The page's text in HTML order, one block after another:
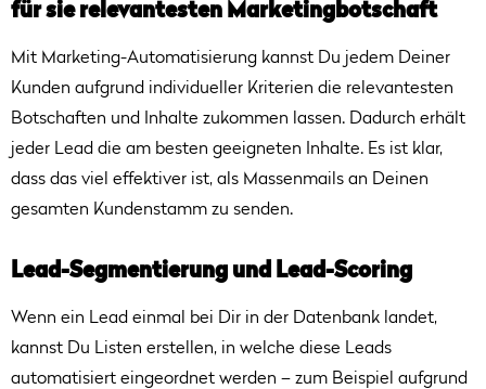
für sie relevantesten Marketingbotschaft
Mit Marketing-Automatisierung kannst Du jedem Deiner
Kunden aufgrund individueller Kriterien die relevantesten
Botschaften und Inhalte zukommen lassen. Dadurch erhält
jeder Lead die am besten geeigneten Inhalte. Es ist klar,
dass das viel effektiver ist, als Massenmails an Deinen
gesamten Kundenstamm zu senden.
Lead-Segmentierung und Lead-Scoring
Wenn ein Lead einmal bei Dir in der Datenbank landet,
kannst Du Listen erstellen, in welche diese Leads
automatisiert eingeordnet werden – zum Beispiel aufgrund